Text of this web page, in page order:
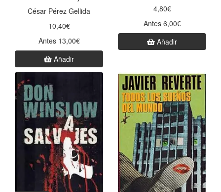
César Pérez Gellida
10,40€
Antes 13,00€
Añadir
4,80€
Antes 6,00€
Añadir